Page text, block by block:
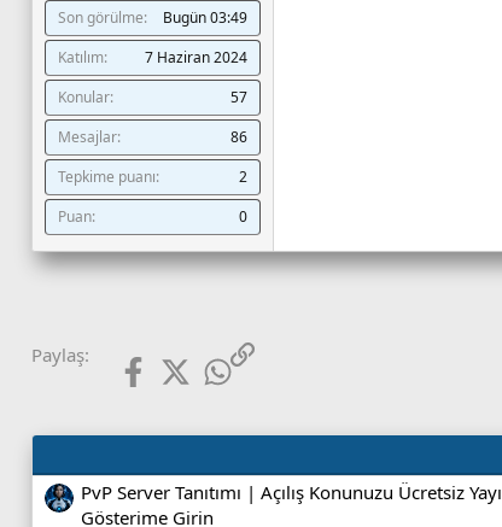
Son görülme
Bugün 03:49
Katılım
7 Haziran 2024
Konular
57
Mesajlar
86
Tepkime puanı
2
Puan
0
Paylaş: FacebookX (Twitter)WhatsApp
Link
PvP Server Tanıtımı | Açılış Konunuzu Ücretsiz
Gösterime Girin